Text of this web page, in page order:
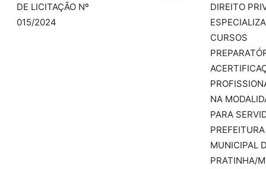
DE LICITAÇÃO Nº
015/2024
DIREITO
CURSOS
NA
PARA
PREFEITURA
MUNICIPAL
PRATINHA/